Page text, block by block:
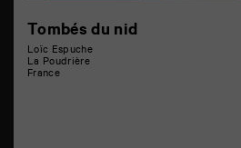
Tombés du nid
Loïc Espuche
La Poudrière
France